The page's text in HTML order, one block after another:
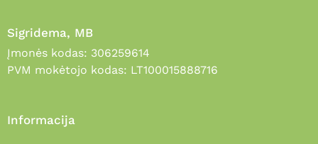
Sigridema, MB
Įmonės kodas: 306259614
PVM mokėtojo kodas: LT100015888716
Informacija